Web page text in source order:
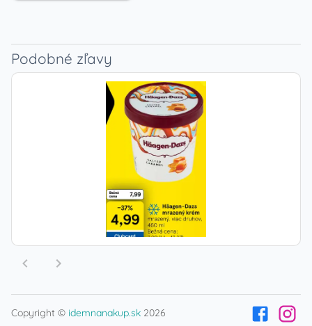
Podobné zľavy
Copyright © idemnanakup.sk 2026